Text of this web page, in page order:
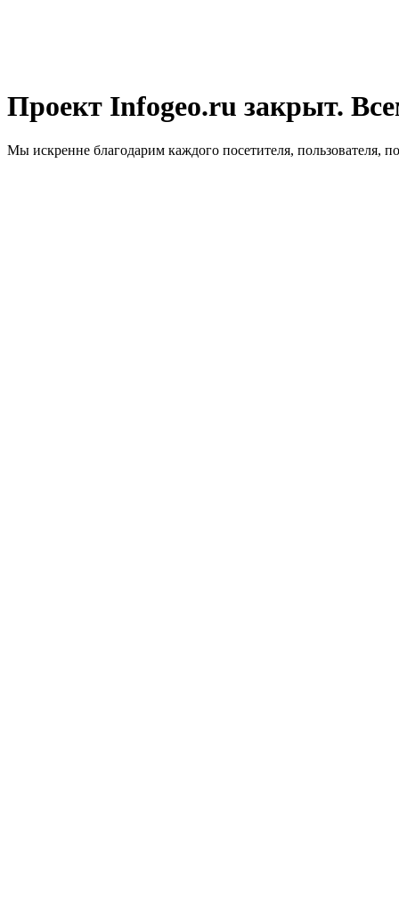
Проект Infogeo.ru закрыт.
Мы искренне благодарим каждого посетителя, пользователя,